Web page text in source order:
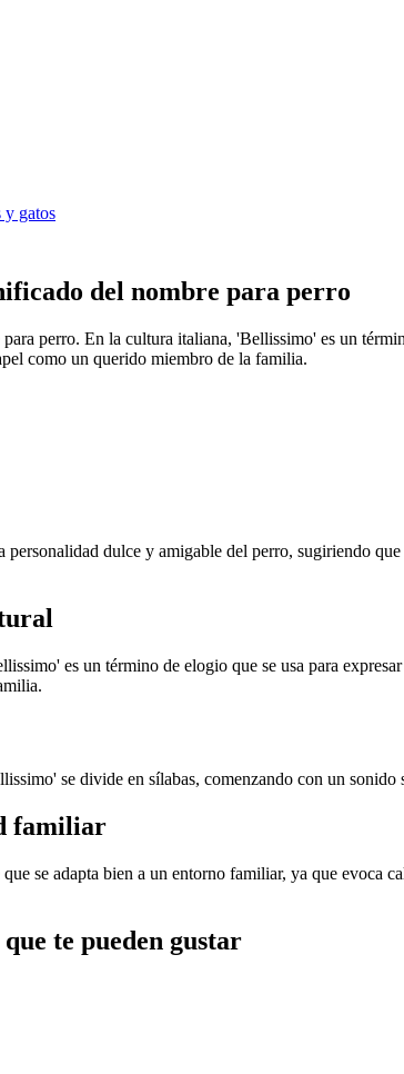
y gatos
del nombre para perro
perro. En la cultura italiana, 'Bellissimo' es un
como un querido miembro de la familia.
personalidad dulce y amigable del perro, sugiriendo
es un término de elogio que se usa para
se divide en sílabas, comenzando con un
familiar
se adapta bien a un entorno familiar, ya que evoca
te pueden gustar